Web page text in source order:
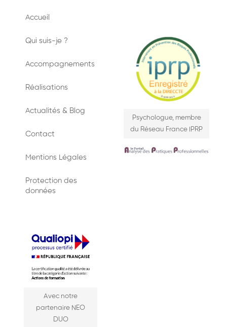
Accueil
Qui suis-je ?
Accompagnements
Réalisations
Actualités & Blog
Contact
Mentions Légales
Protection des
données
Psychologue, membre
du Réseau France IPRP
Avec notre
partenaire NEO
DUO